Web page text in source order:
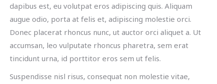
dapibus est, eu volutpat eros adipiscing quis. Aliquam
augue odio, porta at felis et, adipiscing molestie orci.
Donec placerat rhoncus nunc, ut auctor orci aliquet a. Ut
accumsan, leo vulputate rhoncus pharetra, sem erat
tincidunt urna, id porttitor eros sem ut felis.
Suspendisse nisl risus, consequat non molestie vitae,